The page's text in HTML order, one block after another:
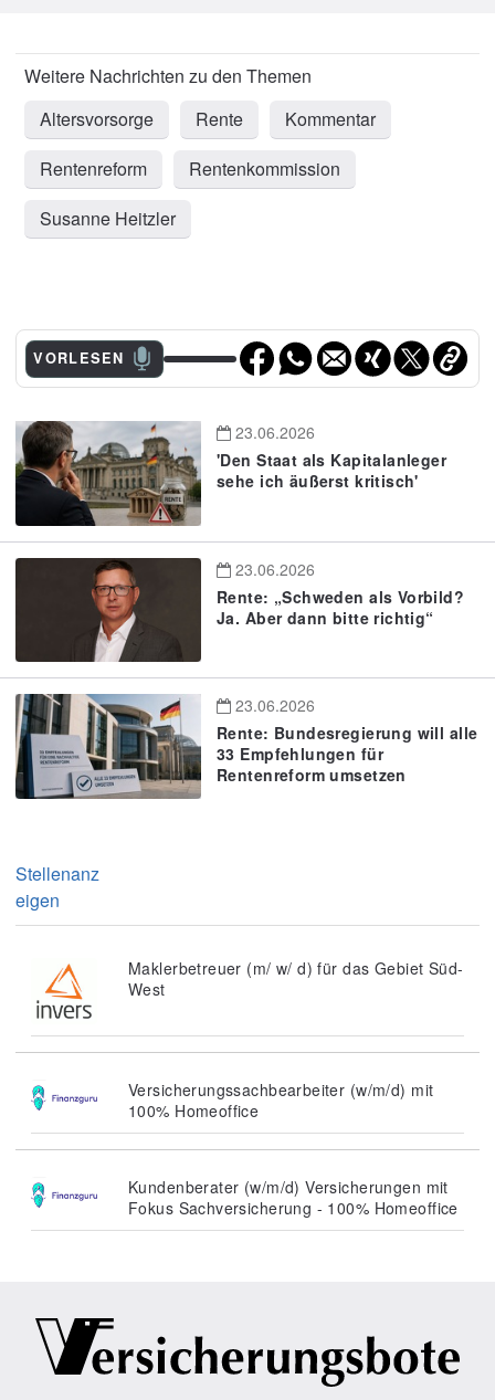
Altersvorsorge Rente
Kommentar
Rentenreform
Rentenkommission
Susanne Heitzler
VORLESEN
23.06.2026
'Den Staat als Kapitalanleger
sehe ich äußerst kritisch'
23.06.2026
Rente: „Schweden als Vorbild?
Ja. Aber dann bitte richtig“
23.06.2026
Rente: Bundesregierung will alle
33 Empfehlungen für
Rentenreform umsetzen
Stellenanz
eigen
Maklerbetreuer (m/ w/ d) für das Gebiet Süd-
West
Versicherungssachbearbeiter (w/m/d) mit
100% Homeoffice
Kundenberater (w/m/d) Versicherungen mit
Fokus Sachversicherung - 100% Homeoffice